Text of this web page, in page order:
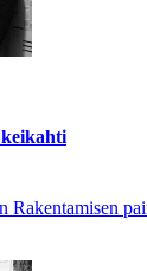
keikahti
Rakentamisen